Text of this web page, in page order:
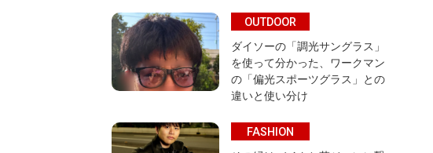
OUTDOOR
ダイソーの「調光サングラス」
を使って分かった、ワークマン
の「偏光スポーツグラス」との
違いと使い分け
FASHION